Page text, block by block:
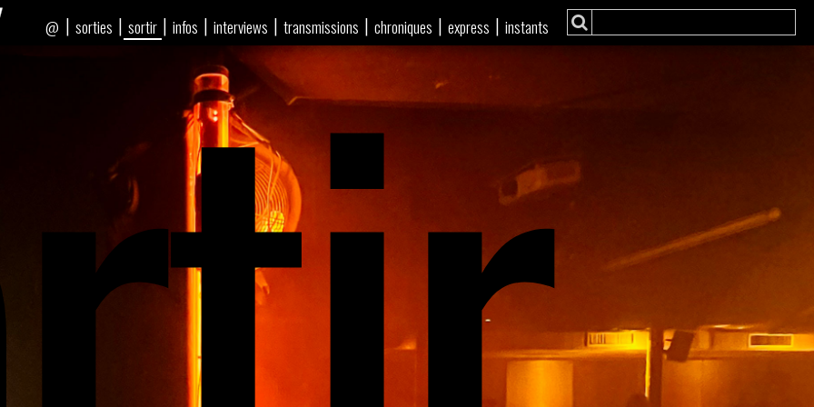
| sorties | sortir | infos | interviews | transmissions | chroniques | express | instants
@